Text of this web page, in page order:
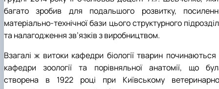
багато зробив для подальшого розвитку,
матеріально-технічної бази цього структурного
та налагодження зв’язків з виробництвом.
Взагалі ж витоки кафедри біології тварин починаються
кафедри зоології та порівняльної анатомії, що
створена в 1922 році при Київському